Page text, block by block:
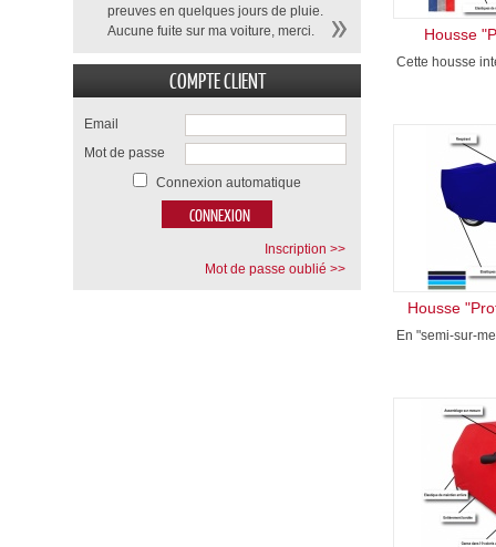
Housse
Cette housse
Housse
En "semi-sur-
preuves en quelques jours de pluie.
Aucune fuite sur ma voiture, merci.
COMPTE CLIENT
Email
Mot de passe
Connexion automatique
Inscription >>
Mot de passe oublié >>